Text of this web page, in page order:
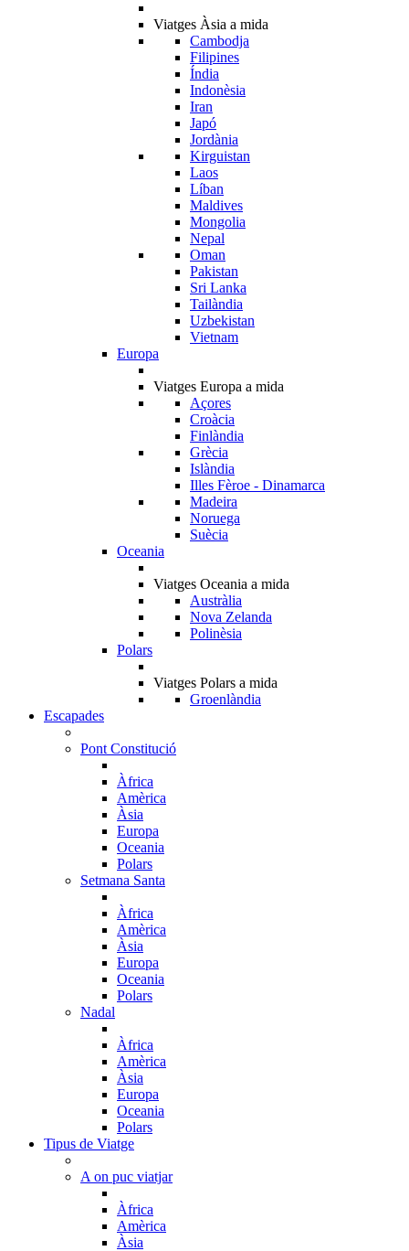
Viatges Àsia a mida
Cambodja
Filipines
Índia
Indonèsia
Iran
Japó
Jordània
Kirguistan
Laos
Líban
Maldives
Mongolia
Nepal
Oman
Pakistan
Sri Lanka
Tailàndia
Uzbekistan
Vietnam
Europa
Viatges Europa a mida
Açores
Croàcia
Finlàndia
Grècia
Islàndia
Illes Fèroe - Dinamarca
Madeira
Noruega
Suècia
Oceania
Viatges Oceania a mida
Austràlia
Nova Zelanda
Polinèsia
Polars
Viatges Polars a mida
Groenlàndia
Escapades
Pont Constitució
Àfrica
Amèrica
Àsia
Europa
Oceania
Polars
Setmana Santa
Àfrica
Amèrica
Àsia
Europa
Oceania
Polars
Nadal
Àfrica
Amèrica
Àsia
Europa
Oceania
Polars
Tipus de Viatge
A on puc viatjar
Àfrica
Amèrica
Àsia